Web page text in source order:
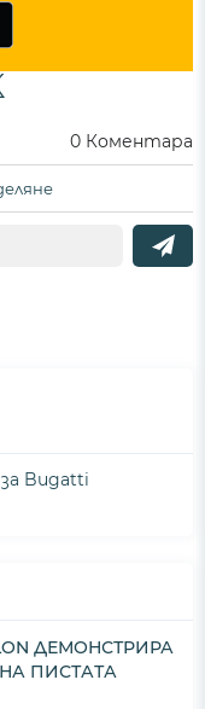
0 Коментара
Bugatti
ДЕМОНСТРИРА
ПИСТАТА